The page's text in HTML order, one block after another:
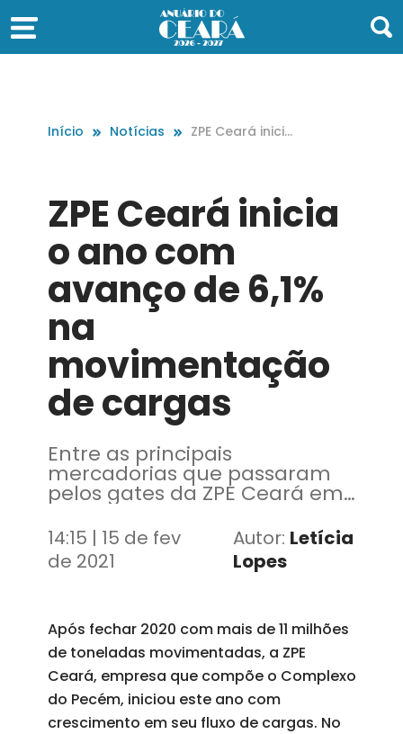
Início Notícias
ZPE Ceará inicia
de cargas
ZPE Ceará inicia
o ano com
avanço de 6,1%
na
movimentação
de cargas
Entre as principais
mercadorias que passaram
pelos gates da ZPE Ceará em
janeiro, o maior fluxo foi
oriundo do minério de ferro
14:15 | 15 de fev
de 2021
Autor: Letícia
Lopes
Após fechar 2020 com mais de 11 milhões
de toneladas movimentadas, a ZPE
Ceará, empresa que compõe o Complexo
do Pecém, iniciou este ano com
crescimento em seu fluxo de cargas. No